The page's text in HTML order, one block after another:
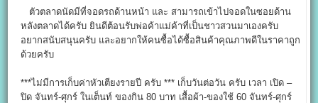
ตัวตลาดนัดมีที่จอดรถด้านหน้า และ สามารถเข้าไปจอดในซอยด้าน
หลังตลาดได้ครับ ยินดีต้อนรับพ่อค้าแม่ค้าที่เป็นชาวสวนมาเองครับ
อยากสนับสนุนครับ และอยากให้คนซื้อได้ซื้อสินค้าคุณภาพดีในราคาถูก
ด้วยครับ
***ไม่มีการเก็บค่าหัวเตียงรายปี ครับ *** เก็บวันต่อวัน ครับ เวลา เปิด –
ปิด จันทร์-ศุกร์ ในเต็นท์ ของกิน 80 บาท เสื้อผ้า-ของใช้ 60 จันทร์-ศุกร์